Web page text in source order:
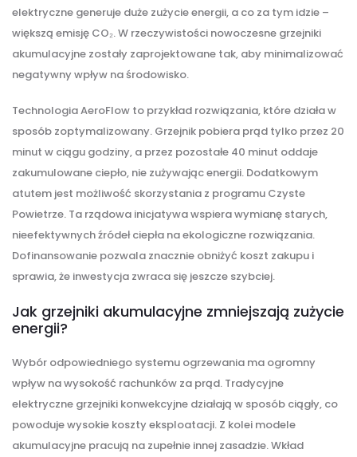
elektryczne generuje duże zużycie energii, a co za tym idzie –
większą emisję CO₂. W rzeczywistości nowoczesne grzejniki
akumulacyjne zostały zaprojektowane tak, aby minimalizować
negatywny wpływ na środowisko.
Technologia AeroFlow to przykład rozwiązania, które działa w
sposób zoptymalizowany. Grzejnik pobiera prąd tylko przez 20
minut w ciągu godziny, a przez pozostałe 40 minut oddaje
zakumulowane ciepło, nie zużywając energii. Dodatkowym
atutem jest możliwość skorzystania z programu Czyste
Powietrze. Ta rządowa inicjatywa wspiera wymianę starych,
nieefektywnych źródeł ciepła na ekologiczne rozwiązania.
Dofinansowanie pozwala znacznie obniżyć koszt zakupu i
sprawia, że inwestycja zwraca się jeszcze szybciej.
Jak grzejniki akumulacyjne zmniejszają zużycie
energii?
Wybór odpowiedniego systemu ogrzewania ma ogromny
wpływ na wysokość rachunków za prąd. Tradycyjne
elektryczne grzejniki konwekcyjne działają w sposób ciągły, co
powoduje wysokie koszty eksploatacji. Z kolei modele
akumulacyjne pracują na zupełnie innej zasadzie. Wkład